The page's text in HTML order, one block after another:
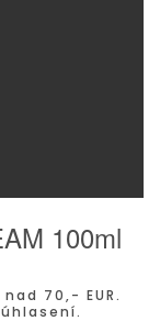
100ml
70,- EUR.